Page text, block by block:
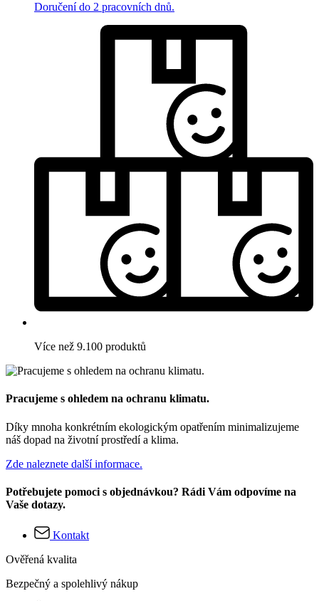
Doručení do 2 pracovních dnů.
Více než 9.100 produktů
Pracujeme s ohledem na ochranu klimatu.
Díky mnoha konkrétním ekologickým opatřením minimalizujeme
náš dopad na životní prostředí a klima.
Zde naleznete další informace.
Potřebujete pomoci s objednávkou? Rádi Vám odpovíme na
Vaše dotazy.
Kontakt
Ověřená kvalita
Bezpečný a spolehlivý nákup